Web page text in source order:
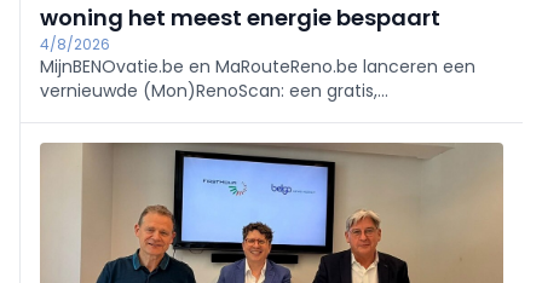
woning het meest energie bespaart
4/8/2026
MijnBENOvatie.be en MaRouteReno.be lanceren een
vernieuwde (Mon)RenoScan: een gratis,
snel inzicht geeft in hun energieprestatie, prioritaire
renovaties en bijhorende premies/financiering, met
een persoonlijk rapport en stap-voor-stapadvies.